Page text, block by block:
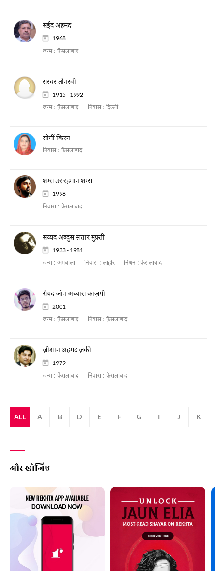
सईद अहमद
1968
जन्म : फ़ैसलाबाद
सरवर तोनस्वी
1915 - 1992
जन्म : फ़ैसलाबाद निवास : दिल्ली
सीमीं किरन
निवास : फ़ैसलाबाद
शम्स उर रहमान शम्स
1998
निवास : फ़ैसलाबाद
सय्यद अब्दुस सत्तार मुफ़्ती
1933 - 1981
जन्म : अमबाला निवास : लाहौर निधन : फ़ैसलाबाद
सैयद जॉन अब्बास काज़मी
2001
जन्म : फ़ैसलाबाद निवास : फ़ैसलाबाद
ज़ीशान अहमद ज़की
1979
जन्म : फ़ैसलाबाद निवास : फ़ैसलाबाद
ALL A B D E F G I J K
और खोजिए